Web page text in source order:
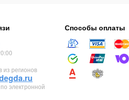
из регионов
электронной
Способы оплаты